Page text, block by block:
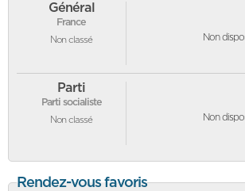
Général
France
Non classé Non
Parti
Parti socialiste
Non classé Non
Rendez-vous favoris